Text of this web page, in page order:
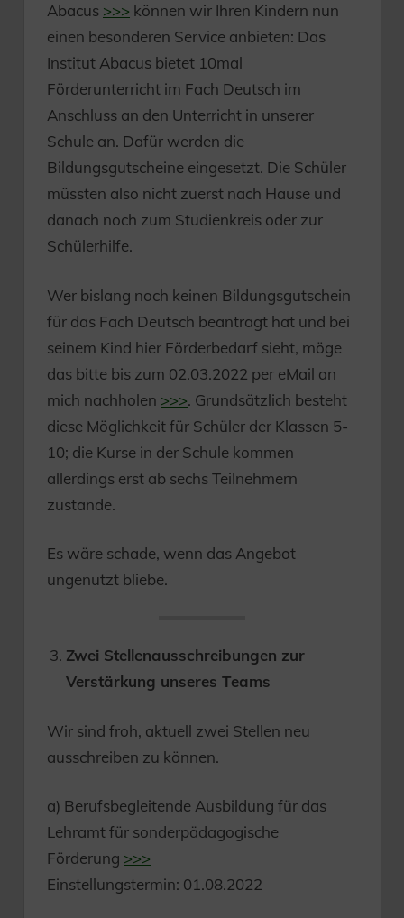
Abacus >>> können wir Ihren Kindern nun
einen besonderen Service anbieten: Das
Institut Abacus bietet 10mal
Förderunterricht im Fach Deutsch im
Anschluss an den Unterricht in unserer
Schule an. Dafür werden die
Bildungsgutscheine eingesetzt. Die Schüler
müssten also nicht zuerst nach Hause und
danach noch zum Studienkreis oder zur
Schülerhilfe.
Wer bislang noch keinen Bildungsgutschein
für das Fach Deutsch beantragt hat und bei
seinem Kind hier Förderbedarf sieht, möge
das bitte bis zum 02.03.2022 per eMail an
mich nachholen >>>. Grundsätzlich besteht
diese Möglichkeit für Schüler der Klassen 5-
10; die Kurse in der Schule kommen
allerdings erst ab sechs Teilnehmern
zustande.
Es wäre schade, wenn das Angebot
ungenutzt bliebe.
Zwei Stellenausschreibungen zur
Verstärkung unseres Teams
Wir sind froh, aktuell zwei Stellen neu
ausschreiben zu können.
a) Berufsbegleitende Ausbildung für das
Lehramt für sonderpädagogische
Förderung >>>
Einstellungstermin: 01.08.2022